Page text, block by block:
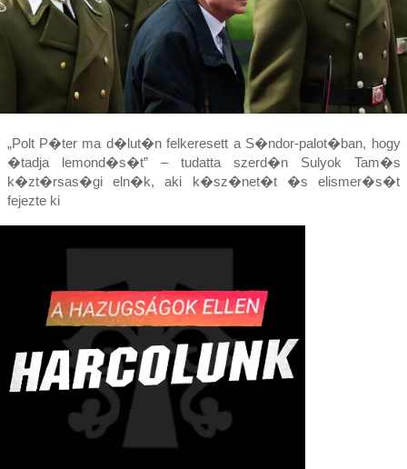
„Polt P�ter ma d�lut�n felkeresett a S�ndor-palot�ban, hogy
�tadja lemond�s�t” – tudatta szerd�n Sulyok Tam�s
k�zt�rsas�gi eln�k, aki k�sz�net�t �s elismer�s�t
fejezte ki